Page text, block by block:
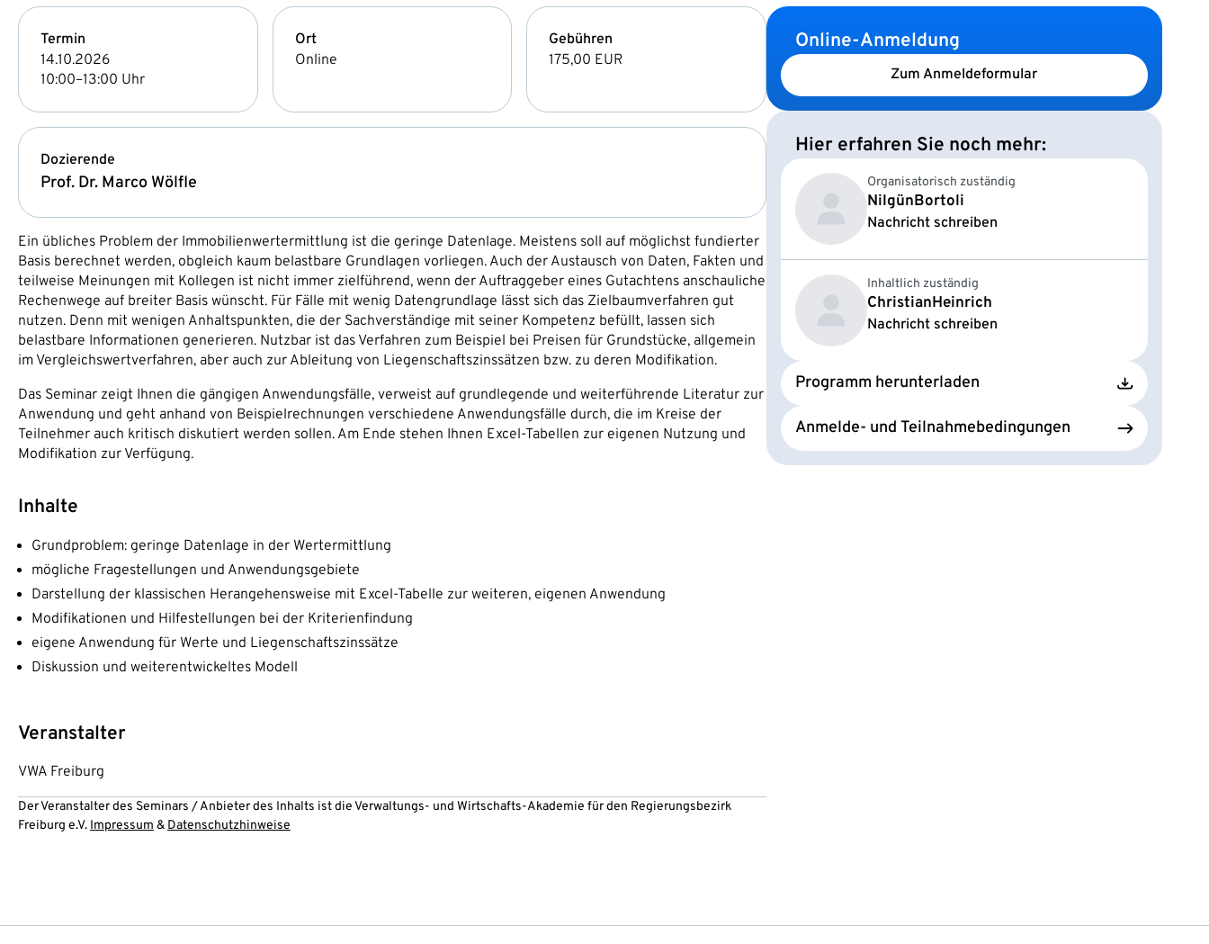
Termin
14.10.2026
10:00–13:00 Uhr
Ort
Online
Gebühren
175,00 EUR
Dozierende
Prof. Dr. Marco Wölfle
Ein übliches Problem der Immobilienwertermittlung ist die geringe Datenlage. Meistens soll auf möglichst fundierter
Basis berechnet werden, obgleich kaum belastbare Grundlagen vorliegen. Auch der Austausch von Daten, Fakten und
teilweise Meinungen mit Kollegen ist nicht immer zielführend, wenn der Auftraggeber eines Gutachtens anschauliche
Rechenwege auf breiter Basis wünscht. Für Fälle mit wenig Datengrundlage lässt sich das Zielbaumverfahren gut
nutzen. Denn mit wenigen Anhaltspunkten, die der Sachverständige mit seiner Kompetenz befüllt, lassen sich
belastbare Informationen generieren. Nutzbar ist das Verfahren zum Beispiel bei Preisen für Grundstücke, allgemein
im Vergleichswertverfahren, aber auch zur Ableitung von Liegenschaftszinssätzen bzw. zu deren Modifikation.
Das Seminar zeigt Ihnen die gängigen Anwendungsfälle, verweist auf grundlegende und weiterführende Literatur zur
Anwendung und geht anhand von Beispielrechnungen verschiedene Anwendungsfälle durch, die im Kreise der
Teilnehmer auch kritisch diskutiert werden sollen. Am Ende stehen Ihnen Excel-Tabellen zur eigenen Nutzung und
Modifikation zur Verfügung.
Inhalte
Grundproblem: geringe Datenlage in der Wertermittlung
mögliche Fragestellungen und Anwendungsgebiete
Darstellung der klassischen Herangehensweise mit Excel-Tabelle zur weiteren, eigenen Anwendung
Modifikationen und Hilfestellungen bei der Kriterienfindung
eigene Anwendung für Werte und Liegenschaftszinssätze
Diskussion und weiterentwickeltes Modell
Veranstalter
VWA Freiburg
Der Veranstalter des Seminars / Anbieter des Inhalts ist die Verwaltungs- und Wirtschafts-Akademie für den Regierungsbezirk
Freiburg e.V. Impressum & Datenschutzhinweise
Online-Anmeldung
Zum Anmeldeformular
Hier erfahren Sie noch mehr:
Organisatorisch zuständig
NilgünBortoli
Nachricht schreiben
Inhaltlich zuständig
ChristianHeinrich
Nachricht schreiben
Programm herunterladen
Anmelde- und Teilnahmebedingungen